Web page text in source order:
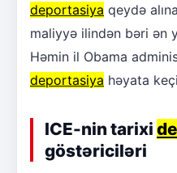
deportasiya qeydə
maliyyə ilindən bəri ən
Həmin il Obama
deportasiya həyata
ICE-nin tarixi
göstəriciləri